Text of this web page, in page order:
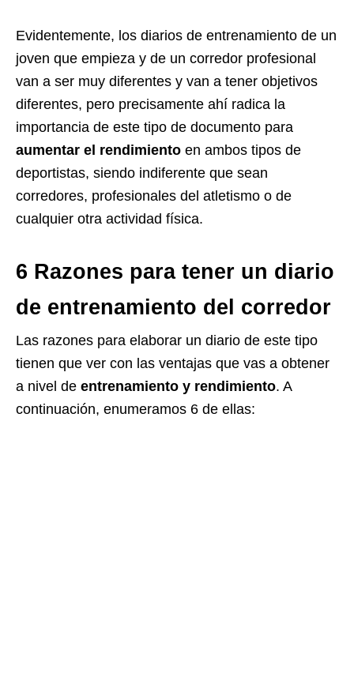
Evidentemente, los diarios de entrenamiento de un
joven que empieza y de un corredor profesional
van a ser muy diferentes y van a tener objetivos
diferentes, pero precisamente ahí radica la
importancia de este tipo de documento para
aumentar el rendimiento en ambos tipos de
deportistas, siendo indiferente que sean
corredores, profesionales del atletismo o de
cualquier otra actividad física.
6 Razones para tener un diario
de entrenamiento del corredor
Las razones para elaborar un diario de este tipo
tienen que ver con las ventajas que vas a obtener
a nivel de entrenamiento y rendimiento. A
continuación, enumeramos 6 de ellas: